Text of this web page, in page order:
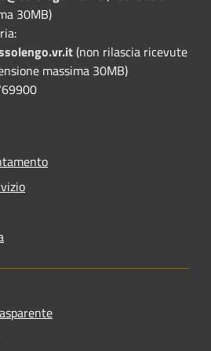
30MB)
(non rilascia ricevute
massima 30MB)